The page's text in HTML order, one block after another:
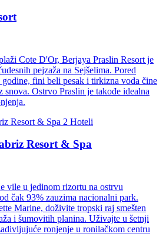
Cote D'Or, Berjaya Praslin Resort je
pejzaža na Sejšelima. Pored
fini beli pesak i tirkizna voda čine
snova. Ostrvo Praslin je takođe idealna
Hoteli
Resort & Spa
vile u jedinom rizortu na ostrvu
čak 93% zauzima nacionalni park.
Marine, doživite tropski raj smešten
i šumovitih planina. Uživajte u šetnji
ronjenje u ronilačkom centru